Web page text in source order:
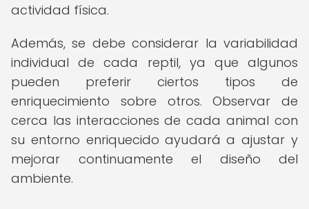
actividad física.
Además, se debe considerar la variabilidad
individual de cada reptil, ya que algunos
pueden preferir ciertos tipos de
enriquecimiento sobre otros. Observar de
cerca las interacciones de cada animal con
su entorno enriquecido ayudará a ajustar y
mejorar continuamente el diseño del
ambiente.